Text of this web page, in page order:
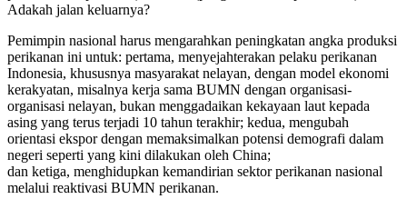
Adakah jalan keluarnya?
Pemimpin nasional harus mengarahkan peningkatan angka produksi
perikanan ini untuk: pertama, menyejahterakan pelaku perikanan
Indonesia, khususnya masyarakat nelayan, dengan model ekonomi
kerakyatan, misalnya kerja sama BUMN dengan organisasi-
organisasi nelayan, bukan menggadaikan kekayaan laut kepada
asing yang terus terjadi 10 tahun terakhir; kedua, mengubah
orientasi ekspor dengan memaksimalkan potensi demografi dalam
negeri seperti yang kini dilakukan oleh China;
dan ketiga, menghidupkan kemandirian sektor perikanan nasional
melalui reaktivasi BUMN perikanan.